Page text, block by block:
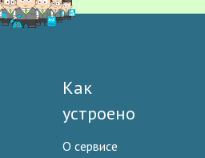
Как
устроено
О сервисе